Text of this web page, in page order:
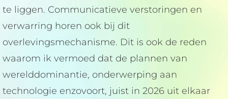
te liggen. Communicatieve verstoringen en
verwarring horen ook bij dit
overlevingsmechanisme. Dit is ook de reden
waarom ik vermoed dat de plannen van
werelddominantie, onderwerping aan
technologie enzovoort, juist in 2026 uit elkaar